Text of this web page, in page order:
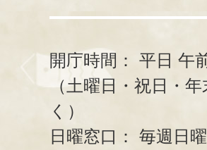
開庁時間： 平日 午
（土曜日・祝日・
く）
日曜窓口： 毎週日